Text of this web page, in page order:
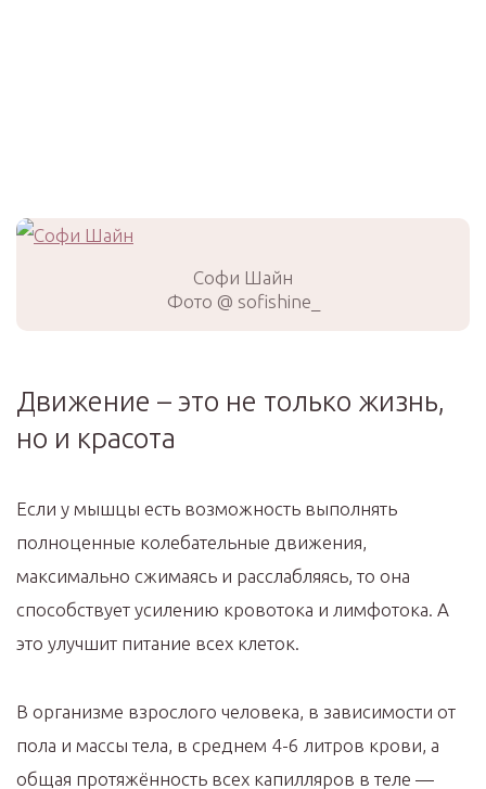
Софи Шайн
Фото @ sofishine_
Движение – это не только жизнь,
но и красота
Если у мышцы есть возможность выполнять
полноценные колебательные движения,
максимально сжимаясь и расслабляясь, то она
способствует усилению кровотока и лимфотока. А
это улучшит питание всех клеток. ⠀
В организме взрослого человека, в зависимости от
пола и массы тела, в среднем 4-6 литров крови, а
общая протяжённость всех капилляров в теле —